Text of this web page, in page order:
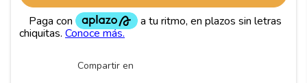
Compartir en